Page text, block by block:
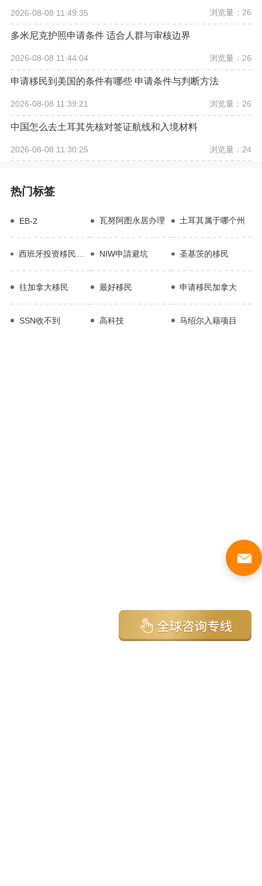
2026-08-08 11:49:35 浏览量：26
多米尼克护照申请条件 适合人群与审核边界
2026-08-08 11:44:04 浏览量：26
申请移民到美国的条件有哪些 申请条件与判断方法
2026-08-08 11:39:21 浏览量：26
中国怎么去土耳其先核对签证航线和入境材料
2026-08-08 11:30:25 浏览量：24
热门标签
EB-2 瓦努阿图永居办理 土耳其属于哪个州
NIW申請避坑 圣基茨的移民
往加拿大移民 最好移民 申请移民加拿大
SSN收不到 高科技 马绍尔入籍项目